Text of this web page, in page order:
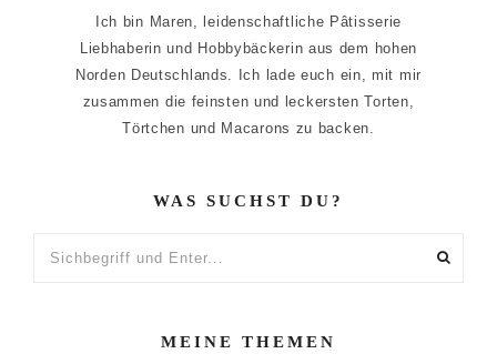
Ich bin Maren, leidenschaftliche Pâtisserie
Liebhaberin und Hobbybäckerin aus dem hohen
Norden Deutschlands. Ich lade euch ein, mit mir
zusammen die feinsten und leckersten Torten,
Törtchen und Macarons zu backen.
WAS SUCHST DU?
MEINE THEMEN